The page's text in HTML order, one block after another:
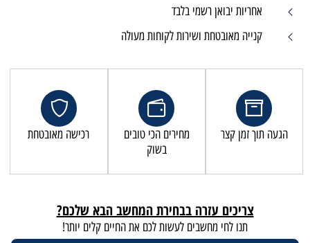
אחריות יבואן רשמי בלבד
קנייה מאובטחת ושירות לקוחות מעולה
הגעה תוך זמן קצר
מחירים הכי טובים
בשוק
רכישה מאובטחת
צריכים עזרה בבחירת המחשב הבא שלכם?
תנו לחי מחשבים לעשות לכם את החיים קלים יותר!